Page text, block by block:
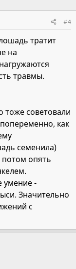
#4
тратит
на
травмы.
тоже советовали
как
семенила)
потом опять
умение -
Значительно
с